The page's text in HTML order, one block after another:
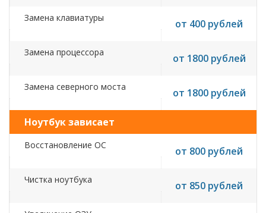
Замена клавиатуры от 400 рублей
Замена процессора от 1800 рублей
Замена северного моста от 1800 рублей
Ноутбук зависает
Восстановление ОС от 800 рублей
Чистка ноутбука от 850 рублей